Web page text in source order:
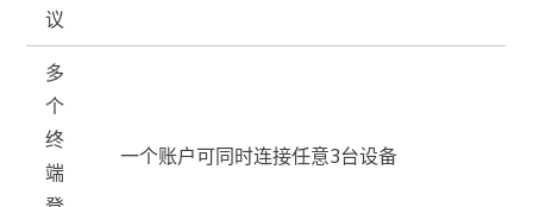
议
多
个
终
端
一个账户可同时连接任意3台设备